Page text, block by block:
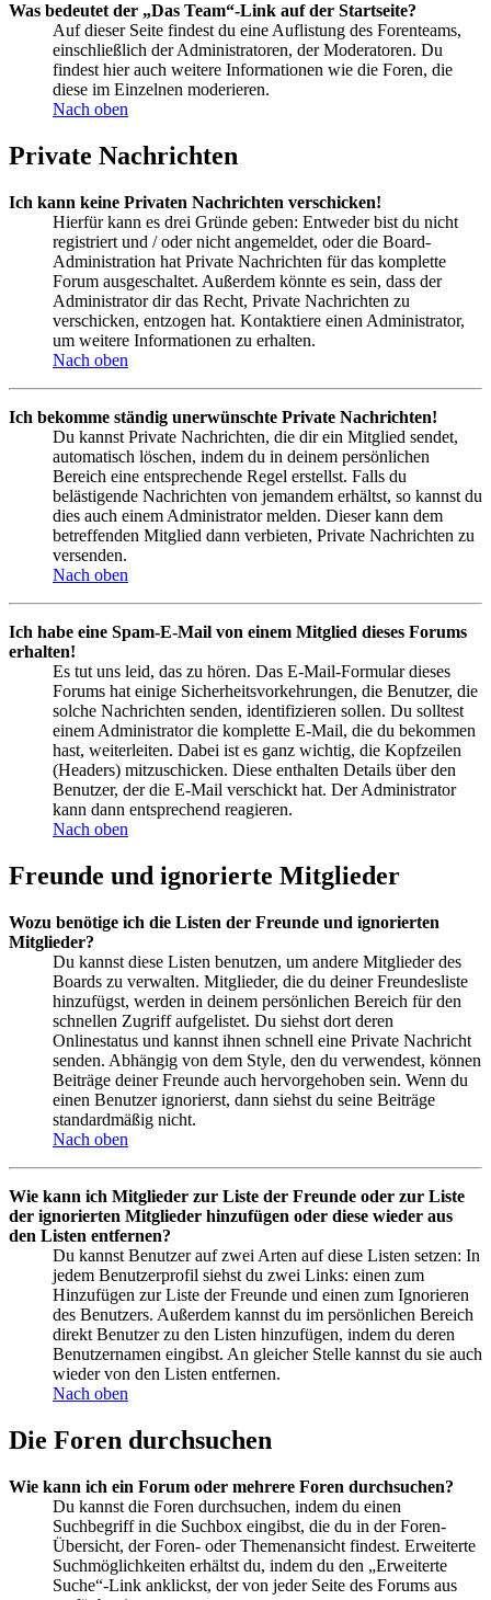
Was bedeutet der „Das Team“-Link auf der Startseite?
Auf dieser Seite findest du eine Auflistung des Forenteams,
einschließlich der Administratoren, der Moderatoren. Du
findest hier auch weitere Informationen wie die Foren, die
diese im Einzelnen moderieren.
Nach oben
Private Nachrichten
Ich kann keine Privaten Nachrichten verschicken!
Hierfür kann es drei Gründe geben: Entweder bist du nicht
registriert und / oder nicht angemeldet, oder die Board-
Administration hat Private Nachrichten für das komplette
Forum ausgeschaltet. Außerdem könnte es sein, dass der
Administrator dir das Recht, Private Nachrichten zu
verschicken, entzogen hat. Kontaktiere einen Administrator,
um weitere Informationen zu erhalten.
Nach oben
Ich bekomme ständig unerwünschte Private Nachrichten!
Du kannst Private Nachrichten, die dir ein Mitglied sendet,
automatisch löschen, indem du in deinem persönlichen
Bereich eine entsprechende Regel erstellst. Falls du
belästigende Nachrichten von jemandem erhältst, so kannst du
dies auch einem Administrator melden. Dieser kann dem
betreffenden Mitglied dann verbieten, Private Nachrichten zu
versenden.
Nach oben
Ich habe eine Spam-E-Mail von einem Mitglied dieses Forums
erhalten!
Es tut uns leid, das zu hören. Das E-Mail-Formular dieses
Forums hat einige Sicherheitsvorkehrungen, die Benutzer, die
solche Nachrichten senden, identifizieren sollen. Du solltest
einem Administrator die komplette E-Mail, die du bekommen
hast, weiterleiten. Dabei ist es ganz wichtig, die Kopfzeilen
(Headers) mitzuschicken. Diese enthalten Details über den
Benutzer, der die E-Mail verschickt hat. Der Administrator
kann dann entsprechend reagieren.
Nach oben
Freunde und ignorierte Mitglieder
Wozu benötige ich die Listen der Freunde und ignorierten
Mitglieder?
Du kannst diese Listen benutzen, um andere Mitglieder des
Boards zu verwalten. Mitglieder, die du deiner Freundesliste
hinzufügst, werden in deinem persönlichen Bereich für den
schnellen Zugriff aufgelistet. Du siehst dort deren
Onlinestatus und kannst ihnen schnell eine Private Nachricht
senden. Abhängig von dem Style, den du verwendest, können
Beiträge deiner Freunde auch hervorgehoben sein. Wenn du
einen Benutzer ignorierst, dann siehst du seine Beiträge
standardmäßig nicht.
Nach oben
Wie kann ich Mitglieder zur Liste der Freunde oder zur Liste
der ignorierten Mitglieder hinzufügen oder diese wieder aus
den Listen entfernen?
Du kannst Benutzer auf zwei Arten auf diese Listen setzen: In
jedem Benutzerprofil siehst du zwei Links: einen zum
Hinzufügen zur Liste der Freunde und einen zum Ignorieren
des Benutzers. Außerdem kannst du im persönlichen Bereich
direkt Benutzer zu den Listen hinzufügen, indem du deren
Benutzernamen eingibst. An gleicher Stelle kannst du sie auch
wieder von den Listen entfernen.
Nach oben
Die Foren durchsuchen
Wie kann ich ein Forum oder mehrere Foren durchsuchen?
Du kannst die Foren durchsuchen, indem du einen
Suchbegriff in die Suchbox eingibst, die du in der Foren-
Übersicht, der Foren- oder Themenansicht findest. Erweiterte
Suchmöglichkeiten erhältst du, indem du den „Erweiterte
Suche“-Link anklickst, der von jeder Seite des Forums aus